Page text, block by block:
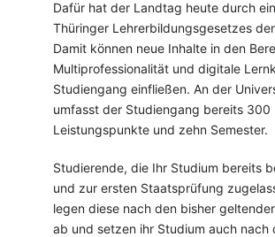
Dafür hat der Landtag heute durch
Thüringer Lehrerbildungsgesetzes
Damit können neue Inhalte in den
Multiprofessionalität und digitale
Studiengang einfließen. An der
umfasst der Studiengang bereits 300
Leistungspunkte und zehn Semester.
Studierende, die Ihr Studium bereits
und zur ersten Staatsprüfung
legen diese nach den bisher
ab und setzen ihr Studium auch nach